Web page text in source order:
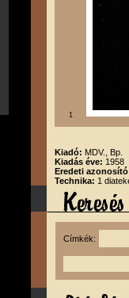
1
Kiadó: MDV., Bp.
Kiadás éve: 1958
Eredeti
Technika: 1
Címkék: